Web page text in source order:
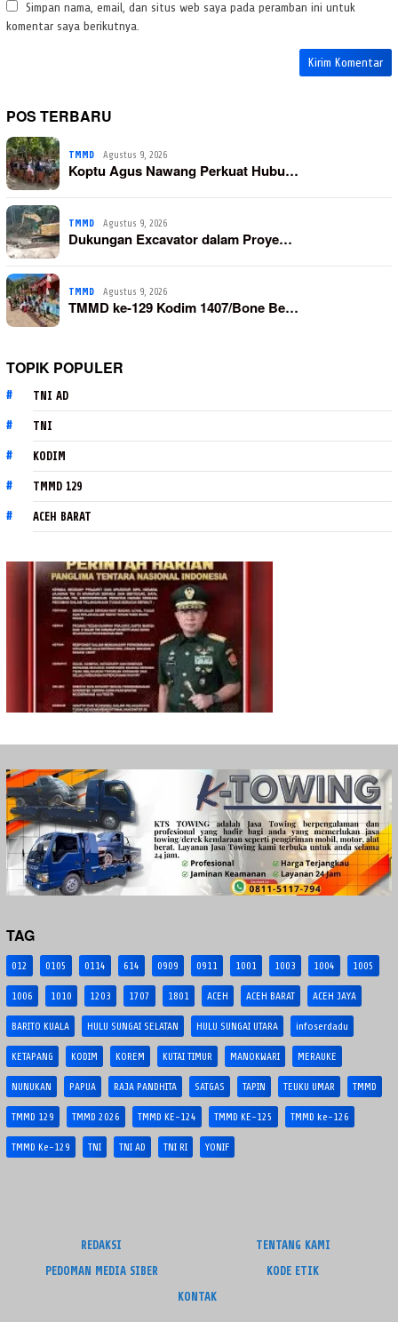
Simpan nama, email, dan situs web saya pada peramban ini untuk
komentar saya berikutnya.
POS TERBARU
TMMD Agustus 9, 2026
Koptu Agus Nawang Perkuat Hubu…
TMMD Agustus 9, 2026
Dukungan Excavator dalam Proye…
TMMD Agustus 9, 2026
TMMD ke-129 Kodim 1407/Bone Be…
TOPIK POPULER
TNI AD
TNI
KODIM
TMMD 129
ACEH BARAT
TAG
012 0105 0114 614 0909 0911 1001 1003 1004 1005
1006 1010 1203 1707 1801 ACEH ACEH BARAT ACEH JAYA
BARITO KUALA HULU SUNGAI SELATAN HULU SUNGAI UTARA infoserdadu
KETAPANG KODIM KOREM KUTAI TIMUR MANOKWARI MERAUKE
NUNUKAN PAPUA RAJA PANDHITA SATGAS TAPIN TEUKU UMAR TMMD
TMMD 129 TMMD 2026 TMMD KE-124 TMMD KE-125 TMMD ke-126
TMMD Ke-129 TNI TNI AD TNI RI YONIF
REDAKSI
TENTANG KAMI
PEDOMAN MEDIA SIBER
KODE ETIK
KONTAK